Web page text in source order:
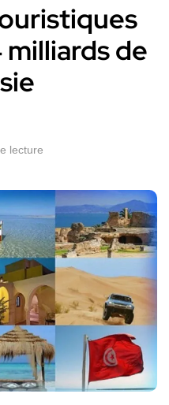
de
lecture